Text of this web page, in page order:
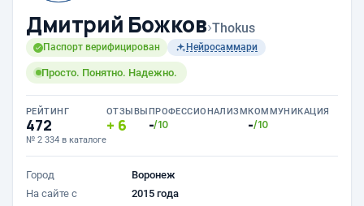
Дмитрий Божков›Thokus
Паспорт верифицирован Нейросаммари
Просто. Понятно. Надежно.
РЕЙТИНГ
472
№ 2 334 в каталоге
ОТЗЫВЫ
6
ПРОФЕССИОНАЛИЗМ
-/10
КОММУНИКАЦИЯ
-/10
Город
Воронеж
На сайте с
2015 года